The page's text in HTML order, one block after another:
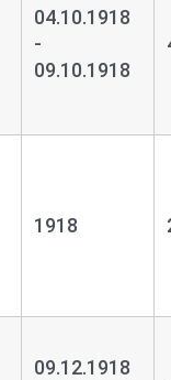
04.10.1918
-
09.10.1918
1918
09.12.1918